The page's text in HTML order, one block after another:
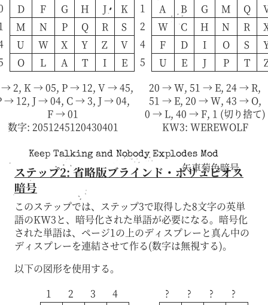
D F G H J
K
M N P Q R
S
U W X Y Z
V
O L A T I
E
→ 2, K → 05, P → 12, V → 45,
→ 12, J → 04, C → 3, J → 04,
F → 01
数字: 2051245120430401
1 A B G M Q
2
W C H N R
4
F D I O S
5
U E J P T
20 → W, 51 → E, 24 → R,
51 → E, 20 → W, 43 → O,
0 → L, 40 → F, 1 (切り捨て)
KW3: WEREWOLF
Keep Talking and Nobody Explodes Mod
矢車菊色暗号
ステップ2: 省略版ブラインド・ポリュビオス
暗号
このステップでは、ステップ3で取得した8文字の英単
語のKW3と、暗号化された単語が必要になる。暗号化
された単語は、ページ1の上のディスプレーと真ん中の
ディスプレーを連結させて作る(数字は無視する)。
以下の図形を使用する。
1
2 3
4
? ? ?
?